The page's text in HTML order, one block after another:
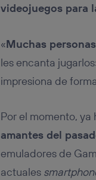
videojuegos para
«Muchas
les encanta
impresiona de
Por el momento,
amantes del
emuladores de
actuales